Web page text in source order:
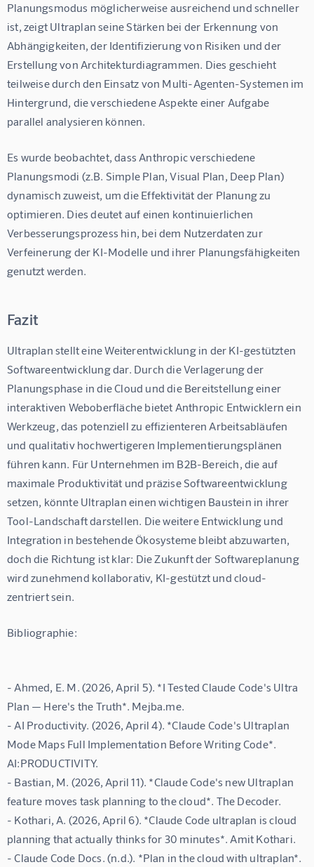
Planungsmodus möglicherweise ausreichend und schneller
ist, zeigt Ultraplan seine Stärken bei der Erkennung von
Abhängigkeiten, der Identifizierung von Risiken und der
Erstellung von Architekturdiagrammen. Dies geschieht
teilweise durch den Einsatz von Multi-Agenten-Systemen im
Hintergrund, die verschiedene Aspekte einer Aufgabe
parallel analysieren können.
Es wurde beobachtet, dass Anthropic verschiedene
Planungsmodi (z.B. Simple Plan, Visual Plan, Deep Plan)
dynamisch zuweist, um die Effektivität der Planung zu
optimieren. Dies deutet auf einen kontinuierlichen
Verbesserungsprozess hin, bei dem Nutzerdaten zur
Verfeinerung der KI-Modelle und ihrer Planungsfähigkeiten
genutzt werden.
Fazit
Ultraplan stellt eine Weiterentwicklung in der KI-gestützten
Softwareentwicklung dar. Durch die Verlagerung der
Planungsphase in die Cloud und die Bereitstellung einer
interaktiven Weboberfläche bietet Anthropic Entwicklern ein
Werkzeug, das potenziell zu effizienteren Arbeitsabläufen
und qualitativ hochwertigeren Implementierungsplänen
führen kann. Für Unternehmen im B2B-Bereich, die auf
maximale Produktivität und präzise Softwareentwicklung
setzen, könnte Ultraplan einen wichtigen Baustein in ihrer
Tool-Landschaft darstellen. Die weitere Entwicklung und
Integration in bestehende Ökosysteme bleibt abzuwarten,
doch die Richtung ist klar: Die Zukunft der Softwareplanung
wird zunehmend kollaborativ, KI-gestützt und cloud-
zentriert sein.
Bibliographie:
- Ahmed, E. M. (2026, April 5). *I Tested Claude Code's Ultra
Plan — Here's the Truth*. Mejba.me.
- AI Productivity. (2026, April 4). *Claude Code's Ultraplan
Mode Maps Full Implementation Before Writing Code*.
AI:PRODUCTIVITY.
- Bastian, M. (2026, April 11). *Claude Code's new Ultraplan
feature moves task planning to the cloud*. The Decoder.
- Kothari, A. (2026, April 6). *Claude Code ultraplan is cloud
planning that actually thinks for 30 minutes*. Amit Kothari.
- Claude Code Docs. (n.d.). *Plan in the cloud with ultraplan*.